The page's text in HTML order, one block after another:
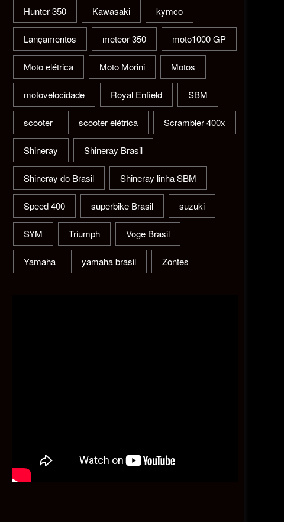
Hunter 350 Kawasaki kymco
Lançamentos meteor 350 moto1000 GP
Moto elétrica Moto Morini Motos
motovelocidade Royal Enfield SBM
scooter scooter elétrica Scrambler 400x
Shineray Shineray Brasil
Shineray do Brasil Shineray linha SBM
Speed 400 superbike Brasil suzuki
SYM Triumph Voge Brasil
Yamaha yamaha brasil Zontes